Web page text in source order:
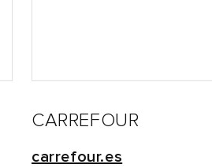
CARREFOUR
carrefour.es